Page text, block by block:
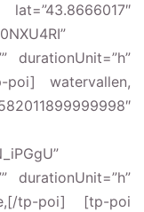
durationUnit=”h”
poi] watervallen,
durationUnit=”h”
tp-poi] [tp-poi